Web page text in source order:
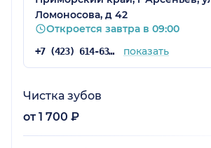
Ломоносова, д 42
Откроется завтра в 09:00
+7 (423) 614-63-68 показать
Чистка зубов
от 1 700 ₽